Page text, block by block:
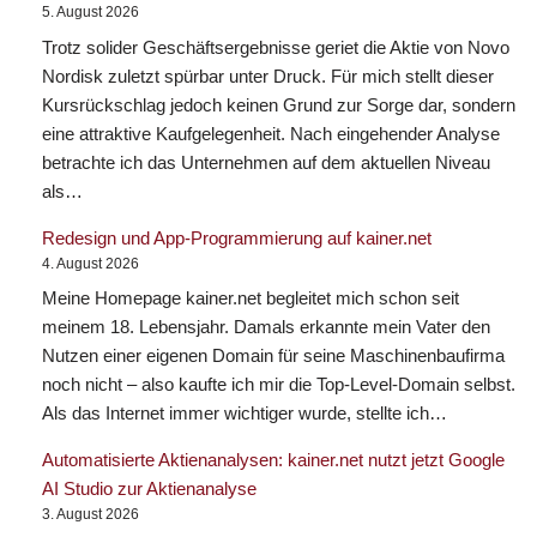
5. August 2026
Trotz solider Geschäftsergebnisse geriet die Aktie von Novo
Nordisk zuletzt spürbar unter Druck. Für mich stellt dieser
Kursrückschlag jedoch keinen Grund zur Sorge dar, sondern
eine attraktive Kaufgelegenheit. Nach eingehender Analyse
betrachte ich das Unternehmen auf dem aktuellen Niveau
als…
Redesign und App-Programmierung auf kainer.net
4. August 2026
Meine Homepage kainer.net begleitet mich schon seit
meinem 18. Lebensjahr. Damals erkannte mein Vater den
Nutzen einer eigenen Domain für seine Maschinenbaufirma
noch nicht – also kaufte ich mir die Top-Level-Domain selbst.
Als das Internet immer wichtiger wurde, stellte ich…
Automatisierte Aktienanalysen: kainer.net nutzt jetzt Google
AI Studio zur Aktienanalyse
3. August 2026